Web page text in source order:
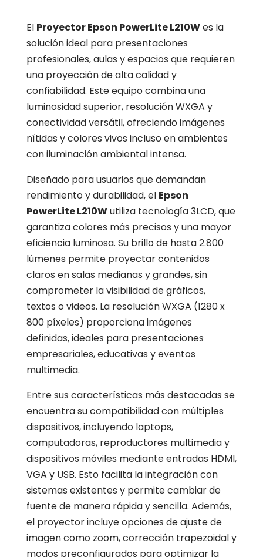
El Proyector Epson PowerLite L210Wes la
solución ideal para presentaciones
profesionales, aulas y espacios que requieren
una proyección de alta calidad y
confiabilidad. Este equipo combina una
luminosidad superior, resolución WXGA y
conectividad versátil, ofreciendo imágenes
nítidas y colores vivos incluso en ambientes
con iluminación ambiental intensa.
Diseñado para usuarios que demandan
rendimiento y durabilidad, el Epson
PowerLite L210Wutiliza tecnología 3LCD, que
garantiza colores más precisos y una mayor
eficiencia luminosa. Su brillo de hasta 2.800
lúmenes permite proyectar contenidos
claros en salas medianas y grandes, sin
comprometer la visibilidad de gráficos,
textos o videos. La resolución WXGA (1280 x
800 píxeles) proporciona imágenes
definidas, ideales para presentaciones
empresariales, educativas y eventos
multimedia.
Entre sus características más destacadas se
encuentra su compatibilidad con múltiples
dispositivos, incluyendo laptops,
computadoras, reproductores multimedia y
dispositivos móviles mediante entradas HDMI,
VGA y USB. Esto facilita la integración con
sistemas existentes y permite cambiar de
fuente de manera rápida y sencilla. Además,
el proyector incluye opciones de ajuste de
imagen como zoom, corrección trapezoidal y
modos preconfigurados para optimizar la